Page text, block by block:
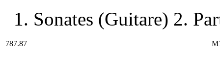
1. Sonates (Guitare) 2.
787.87